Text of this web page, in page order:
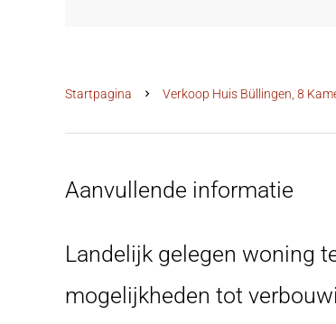
Startpagina Verkoop Huis Büllingen, 8
Aanvullende informatie
Landelijk gelegen woning
mogelijkheden tot